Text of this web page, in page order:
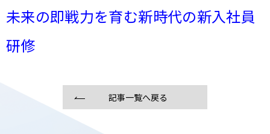
未来の即戦力を育む新時代の新入社員
研修
記事一覧へ戻る